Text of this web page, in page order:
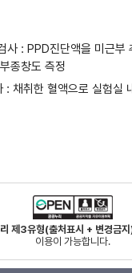
: PPD진단액을 미근부
종창도 측정
: 채취한 혈액으로 실험실
제3유형(출처표시 + 변경금
이용이 가능합니다.